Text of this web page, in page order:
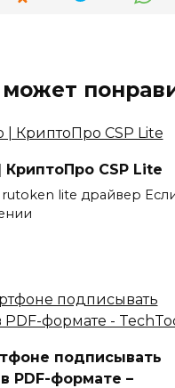
CSP Lite
rutoken lite драйвер
подписывать
PDF-формате –